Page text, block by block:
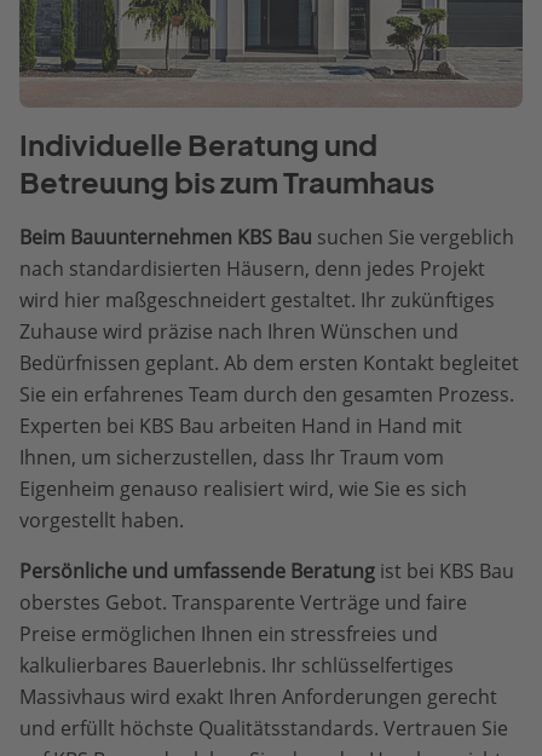
Individuelle Beratung und
Betreuung bis zum Traumhaus
Beim Bauunternehmen KBS Bau suchen Sie vergeblich
nach standardisierten Häusern, denn jedes Projekt
wird hier maßgeschneidert gestaltet. Ihr zukünftiges
Zuhause wird präzise nach Ihren Wünschen und
Bedürfnissen geplant. Ab dem ersten Kontakt begleitet
Sie ein erfahrenes Team durch den gesamten Prozess.
Experten bei KBS Bau arbeiten Hand in Hand mit
Ihnen, um sicherzustellen, dass Ihr Traum vom
Eigenheim genauso realisiert wird, wie Sie es sich
vorgestellt haben.
Persönliche und umfassende Beratung ist bei KBS Bau
oberstes Gebot. Transparente Verträge und faire
Preise ermöglichen Ihnen ein stressfreies und
kalkulierbares Bauerlebnis. Ihr schlüsselfertiges
Massivhaus wird exakt Ihren Anforderungen gerecht
und erfüllt höchste Qualitätsstandards. Vertrauen Sie